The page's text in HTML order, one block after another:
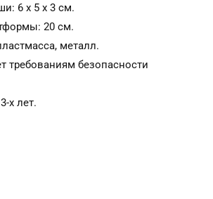
6 х 5 х 3 см.
20 см.
металл.
требованиям безопасности
х лет.